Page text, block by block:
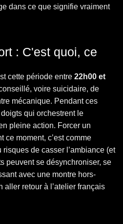
dans ce que signifie vraiment
: C'est quoi, ce
cette période entre 22h00 et
voire suicidaire, de
mécanique. Pendant ces
qui orchestrent le
pleine action. Forcer un
ce moment, c’est comme
de casser l’ambiance (et
peuvent se désynchroniser, se
avec une montre hors-
aller retour à l’atelier français